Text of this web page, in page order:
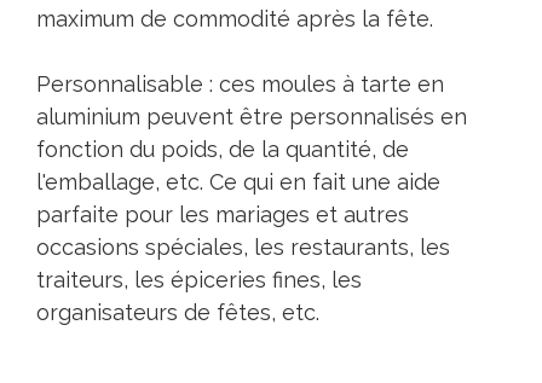
maximum de commodité après la fête.
Personnalisable : ces moules à tarte en
aluminium peuvent être personnalisés en
fonction du poids, de la quantité, de
l'emballage, etc. Ce qui en fait une aide
parfaite pour les mariages et autres
occasions spéciales, les restaurants, les
traiteurs, les épiceries fines, les
organisateurs de fêtes, etc.